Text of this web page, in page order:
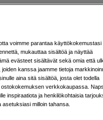
pikselin leveydellä.
kohteet voivat
Artefaktit, jotka
voimme parantaa käyttökokemustasi
mukauttaa sisältöä ja näyttää
evästeet sisältävät sekä omia että
kanssa jaamme tietoja
aina sitä sisältöä, josta olet todella
verkkokaupassa.
inspiraatiota ja henkilökohtaisia
asetuksiasi milloin tahansa.